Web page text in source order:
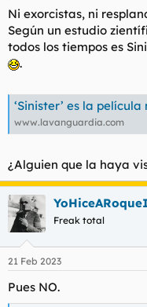
:
Ni exorcistas, ni
Según un estudio
todos los tiempos es
.
‘Sinister’ es la película
www.lavanguardia.com
¿Alguien que la haya
Freak total
21 Feb 2023
Pues NO.